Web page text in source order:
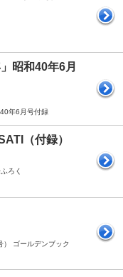
昭和40年6月
年6月号付録
（付録）
ふろく
） ゴールデンブック